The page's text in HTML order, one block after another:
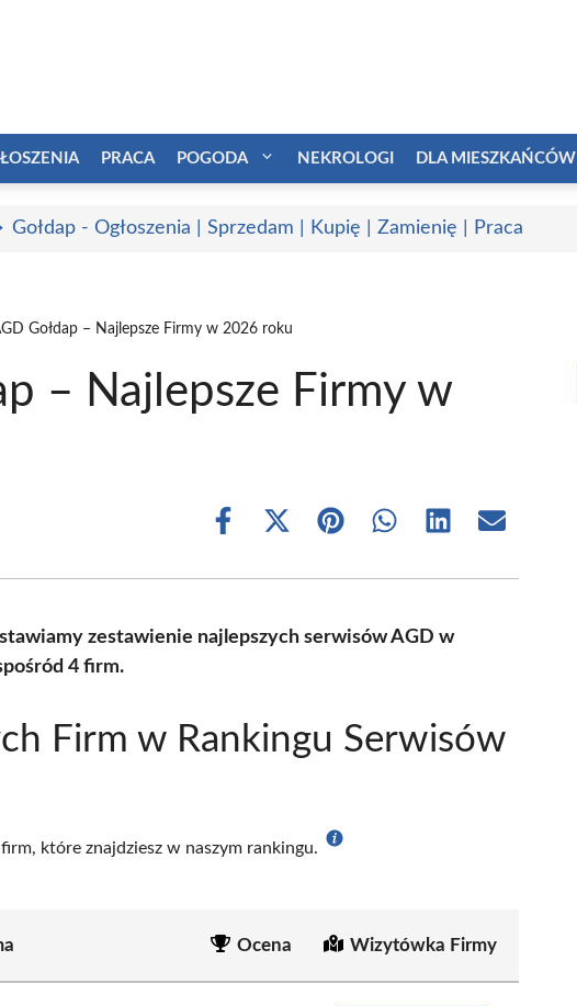
PRACA POGODA NEKROLOGI DLA MIESZKAŃCÓW
Gołdap - Ogłoszenia | Sprzedam | Kupię | Zamienię | Praca
Gołdap – Najlepsze Firmy w 2026 roku
– Najlepsze Firmy w
Share
Share
(Twitter)
Share Share Share Share
zestawienie najlepszych serwisów AGD w
4 firm.
Firm w Rankingu Serwisów
które znajdziesz w naszym rankingu.
Ocena Wizytówka Firmy